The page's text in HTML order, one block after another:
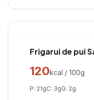
Frigarui de pui
120kcal / 100g
P: 21gC: 3gG: 2g